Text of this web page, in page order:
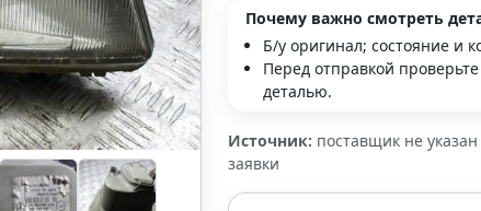
Почему важно смотреть
Б/у оригинал; состояние и
Перед отправкой
деталью.
Источник: поставщик не указан
заявки